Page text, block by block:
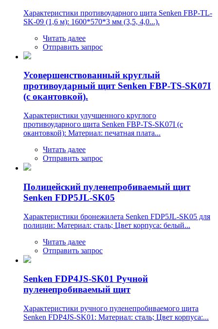
Характеристики противоударного щита Senken FBP-TL-
SK-09 (1,6 м): 1600*570*3 мм (3,5, 4,0...).
Читать далее
Отправить запрос
Усовершенствованный круглый
противоударный щит Senken FBP-TS-SK07I
(с окантовкой).
Характеристики улучшенного круглого
противоударного щита Senken FBP-TS-SK07I (с
окантовкой): Материал: печатная плата...
Читать далее
Отправить запрос
Полицейский пуленепробиваемый щит
Senken FDP5JL-SK05
Характеристики бронежилета Senken FDP5JL-SK05 для
полиции: Материал: сталь; Цвет корпуса: белый...
Читать далее
Отправить запрос
Senken FDP4JS-SK01 Ручной
пуленепробиваемый щит
Характеристики ручного пуленепробиваемого щита
Senken FDP4JS-SK01: Материал: сталь; Цвет корпуса:...